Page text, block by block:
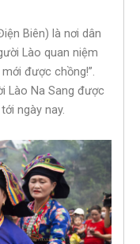
Biên) là nơi dân
Lào quan niệm
được chồng!”.
Lào Na Sang được
ngày nay.